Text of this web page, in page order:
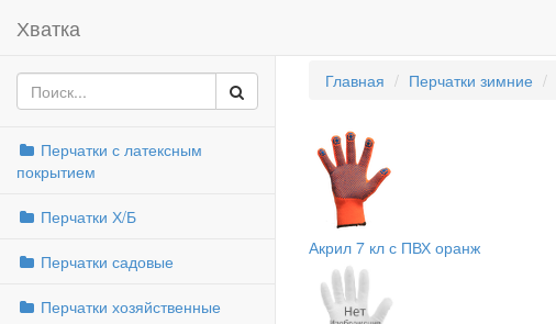
Хватка
Перчатки с латексным
покрытием
Перчатки Х/Б
Перчатки садовые
Перчатки хозяйственные
Главная Перчатки зимние
Акрил 7 кл с ПВХ оранж